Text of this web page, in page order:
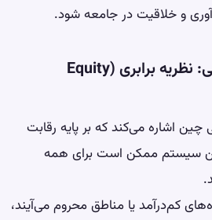
و خلاقیت در جامعه شود.
رقابت و عدالت آموزشی: نظریه برابری (Equity
اشاره می‌کند که بر پایه رقابت
سیستم ممکن است برای همه
کم‌درآمد یا مناطق محروم می‌آیند،